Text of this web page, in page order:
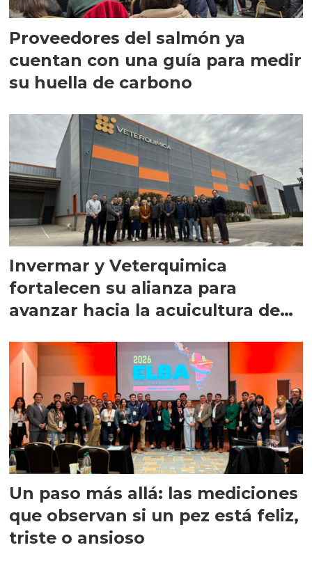
Proveedores del salmón ya
cuentan con una guía para medir
su huella de carbono
Invermar y Veterquimica
fortalecen su alianza para
avanzar hacia la acuicultura de
Un paso más allá: las mediciones
que observan si un pez está feliz,
triste o ansioso